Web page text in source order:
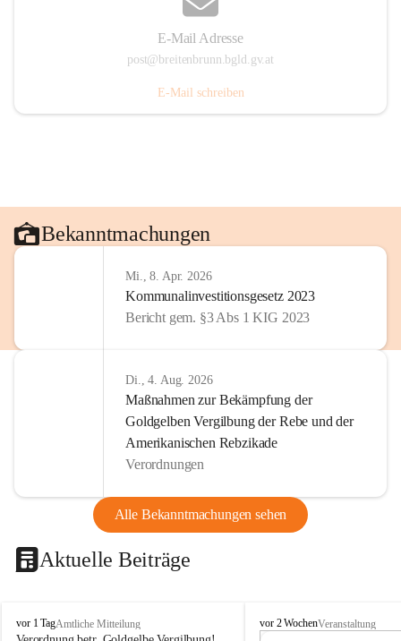
E-Mail Adresse
post@breitenbrunn.bgld.gv.at
E-Mail schreiben
Bekanntmachungen
Mi., 8. Apr. 2026
Kommunalinvestitionsgesetz 2023
Bericht gem. §3 Abs 1 KIG 2023
Di., 4. Aug. 2026
Maßnahmen zur Bekämpfung der
Goldgelben Vergilbung der Rebe und der
Amerikanischen Rebzikade
Verordnungen
Alle Bekanntmachungen sehen
Aktuelle Beiträge
B
vor 1 TagAmtliche Mitteilung
B
vor 2 WochenVeranstaltung